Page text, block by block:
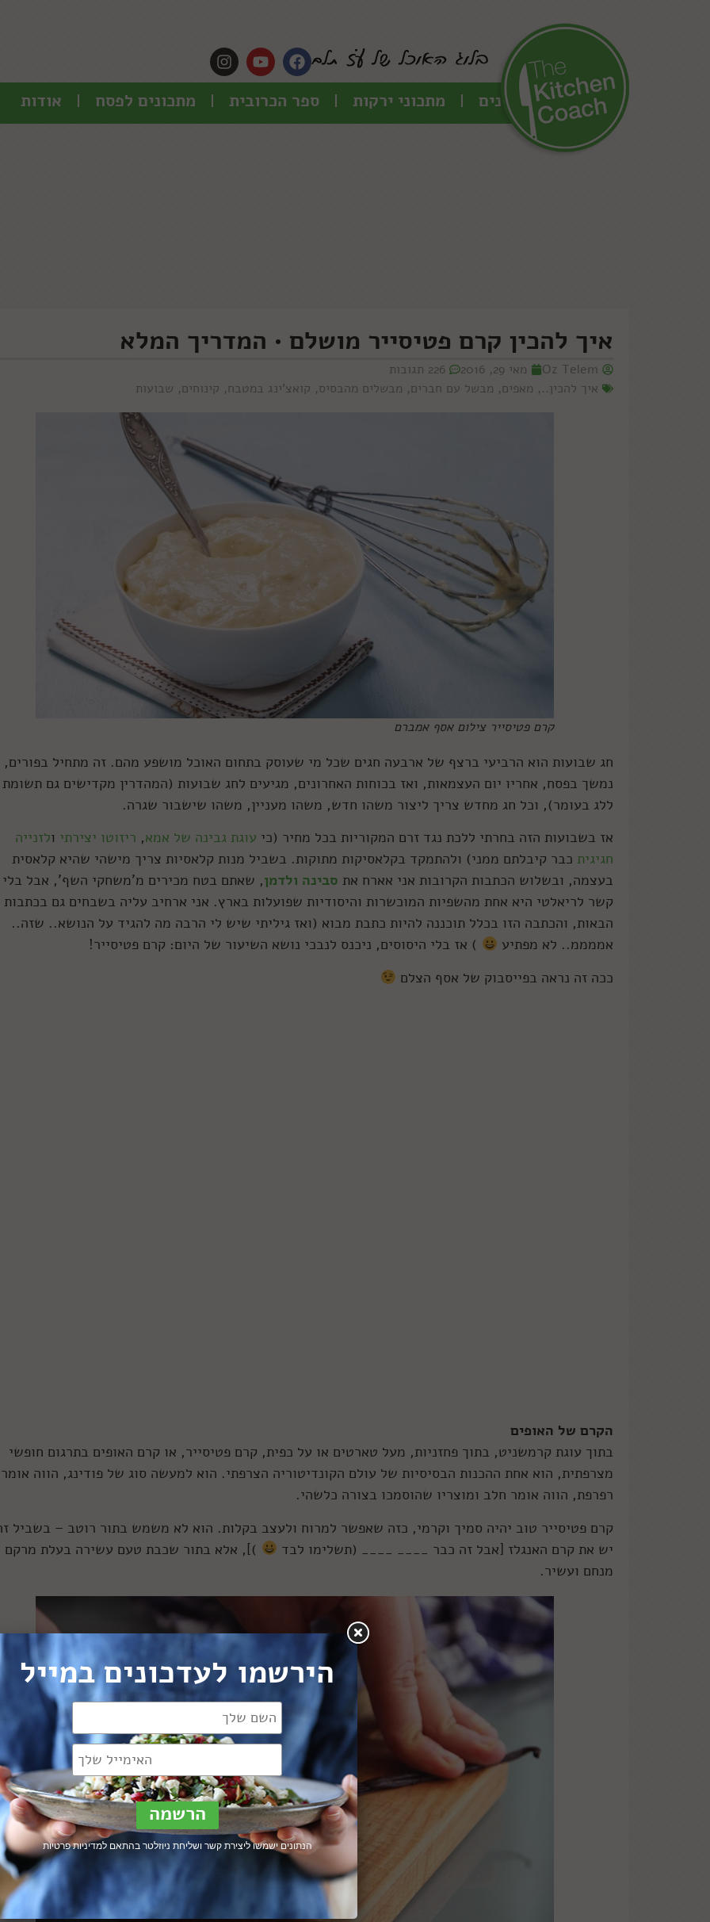
כל המתכונים מתכוני ירקות ספר הכרובית מתכונים לפסח אודות
איך להכין קרם פטיסייר מושלם • המדריך המלא
Oz Telem מאי 29, 2016
226 תגובות
איך להכין.., מאפים, מבשל עם חברים, מבשלים מהבסיס, קואצ'ינג במטבח, קינוחים, שבועות
קרם פטיסייר צילום אסף אמברם
חג שבועות הוא הרביעי ברצף של ארבעה חגים שכל מי שעוסק בתחום האוכל מושפע מהם. זה מתחיל בפורים,
נמשך בפסח, אחריו יום העצמאות, ואז בכוחות האחרונים, מגיעים לחג שבועות (המהדרין מקדישים גם
ללג בעומר), וכל חג מחדש צריך ליצור משהו חדש, משהו מעניין, משהו שישבור שגרה.
אז בשבועות הזה בחרתי ללכת נגד זרם המקוריות בכל מחיר (כי עוגת גבינה של אמא, ריזוטו יצירתי ולזנייה
חגיגית כבר קיבלתם ממני) ולהתמקד בקלאסיקות מתוקות. בשביל מנות קלאסיות צריך מישהי שהיא קלאסית
בעצמה, ובשלוש הכתבות הקרובות אני אארח את סבינה ולדמן, שאתם בטח מכירים מ'משחקי השף', אבל בלי
קשר לריאלטי היא אחת מהשפיות המוכשרות והיסודיות שפועלות בארץ. אני ארחיב עליה בשבחים גם בכתבות
הבאות, והכתבה הזו בכלל תוכננה להיות כתבת מבוא (ואז גיליתי שיש לי הרבה מה להגיד על הנושא.. שזה..
אממממ.. לא מפתיע
) אז בלי היסוסים, ניכנס לנבכי נושא השיעור של היום: קרם פטיסייר!
ככה זה נראה בפייסבוק של אסף הצלם
הקרם של האופים
בתוך עוגת קרמשניט, בתוך פחזניות, מעל טארטים או על כפית, קרם פטיסייר, או קרם האופים בתרגום חופשי
מצרפתית, הוא אחת ההכנות הבסיסיות של עולם הקונדיטוריה הצרפתי. הוא למעשה סוג של פודינג, הווה אומר
רפרפת, הווה אומר חלב ומוצריו שהוסמכו בצורה כלשהי.
קרם פטיסייר טוב יהיה סמיך וקרמי, כזה שאפשר למרוח ולעצב בקלות. הוא לא משמש בתור רוטב – בשביל
יש את קרם האנגלז [אבל זה כבר ____ ____ (תשלימו לבד
)], אלא בתור שכבת טעם עשירה בעלת מרקם
מנחם ועשיר.
הירשמו לעדכונים במייל
הנתונים ישמשו ליצירת קשר ושליחת ניוזלטר בהתאם למדיניות פרטיות